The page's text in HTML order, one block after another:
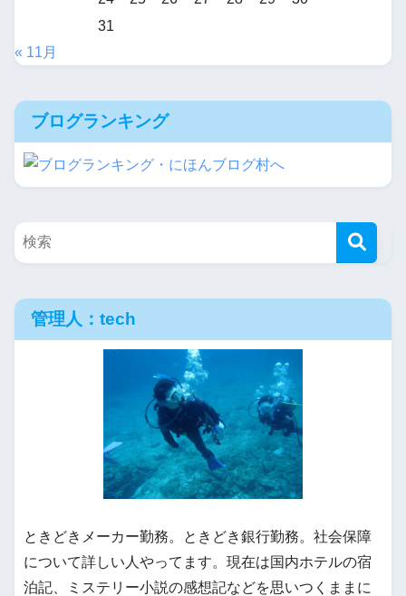
31
« 11月
ブログランキング
管理人：tech
ときどきメーカー勤務。ときどき銀行勤務。社会保障
について詳しい人やってます。現在は国内ホテルの宿
泊記、ミステリー小説の感想記などを思いつくままに